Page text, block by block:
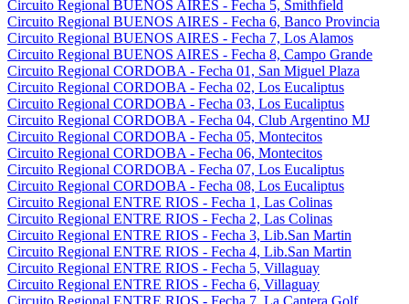
Circuito Regional BUENOS AIRES - Fecha 5, Smithfield
Circuito Regional BUENOS AIRES - Fecha 6, Banco Provincia
Circuito Regional BUENOS AIRES - Fecha 7, Los Alamos
Circuito Regional BUENOS AIRES - Fecha 8, Campo Grande
Circuito Regional CORDOBA - Fecha 01, San Miguel Plaza
Circuito Regional CORDOBA - Fecha 02, Los Eucaliptus
Circuito Regional CORDOBA - Fecha 03, Los Eucaliptus
Circuito Regional CORDOBA - Fecha 04, Club Argentino MJ
Circuito Regional CORDOBA - Fecha 05, Montecitos
Circuito Regional CORDOBA - Fecha 06, Montecitos
Circuito Regional CORDOBA - Fecha 07, Los Eucaliptus
Circuito Regional CORDOBA - Fecha 08, Los Eucaliptus
Circuito Regional ENTRE RIOS - Fecha 1, Las Colinas
Circuito Regional ENTRE RIOS - Fecha 2, Las Colinas
Circuito Regional ENTRE RIOS - Fecha 3, Lib.San Martin
Circuito Regional ENTRE RIOS - Fecha 4, Lib.San Martin
Circuito Regional ENTRE RIOS - Fecha 5, Villaguay
Circuito Regional ENTRE RIOS - Fecha 6, Villaguay
Circuito Regional ENTRE RIOS - Fecha 7, La Cantera Golf,